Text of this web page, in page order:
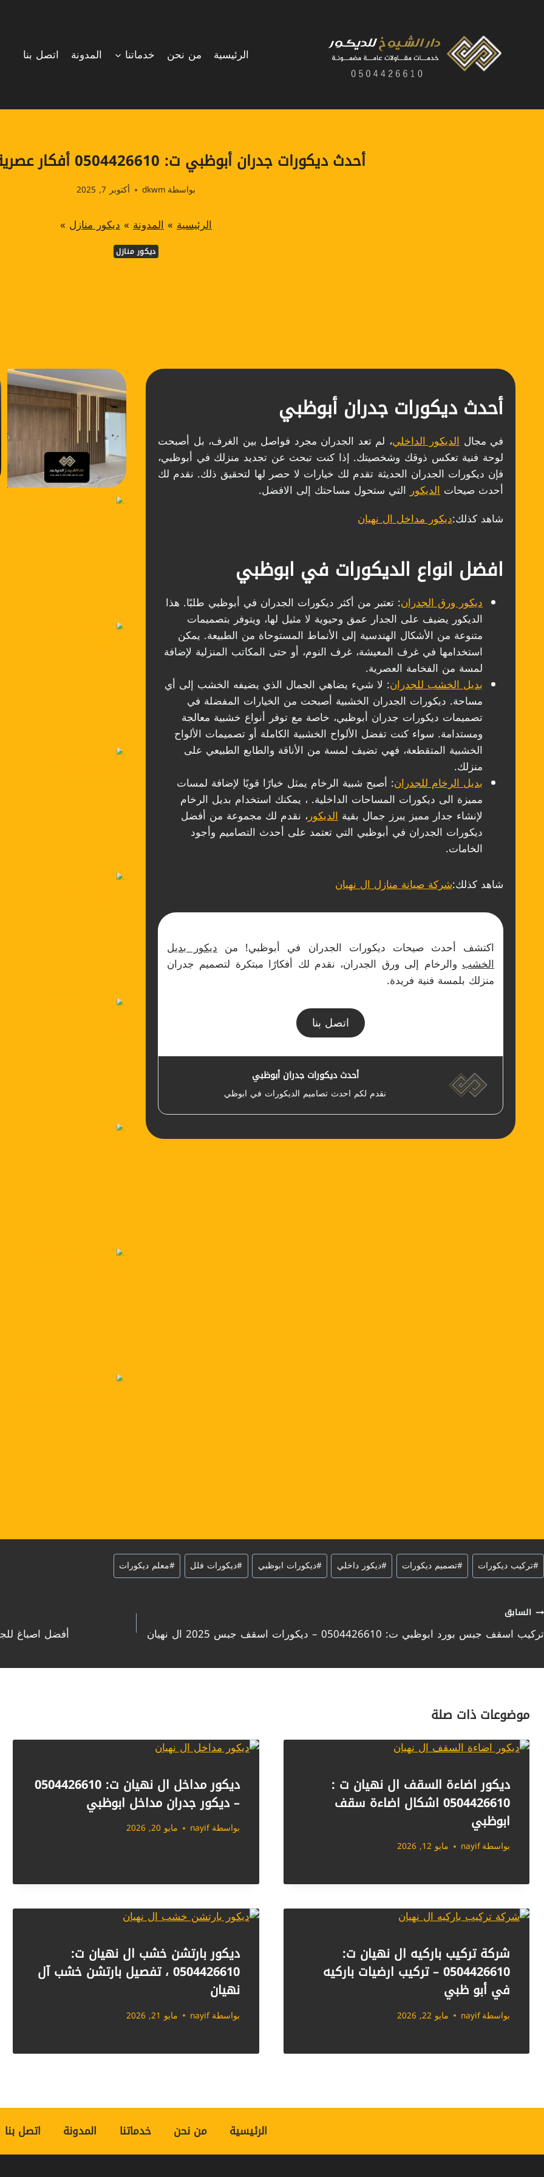
الرئيسية من نحن خدماتنا المدونة اتصل بنا
أحدث ديكورات جدران أبوظبي ت: 0504426610 أفكار عصرية لتحويل منزلك
بواسطة dkwm أكتوبر 7, 2025
الرئيسية »المدونة »ديكور منازل »
ديكور منازل
أحدث ديكورات جدران أبوظبي
في مجال الديكور الداخلي، لم تعد الجدران مجرد فواصل بين الغرف، بل أصبحت
لوحة فنية تعكس ذوقك وشخصيتك. إذا كنت تبحث عن تجديد منزلك في أبوظبي،
فإن ديكورات الجدران الحديثة تقدم لك خيارات لا حصر لها لتحقيق ذلك. نقدم لك
أحدث صيحات الديكورالتي ستحول مساحتك إلى الافضل.
شاهد كذلك:ديكور مداخل ال نهيان
افضل انواع الديكورات في ابوظبي
ديكور ورق الجدران: تعتبر من أكثر ديكورات الجدران في أبوظبي طلبًا. هذا
الديكور يضيف على الجدار عمق وحيوية لا مثيل لها، ويتوفر بتصميمات
متنوعة من الأشكال الهندسية إلى الأنماط المستوحاة من الطبيعة. يمكن
استخدامها في غرف المعيشة، غرف النوم، أو حتى المكاتب المنزلية لإضافة
لمسة من الفخامة العصرية.
بديل الخشب للجدران: لا شيء يضاهي الجمال الذي يضيفه الخشب إلى أي
مساحة. ديكورات الجدران الخشبية أصبحت من الخيارات المفضلة في
تصميمات ديكورات جدران أبوظبي، خاصة مع توفر أنواع خشبية معالجة
ومستدامة. سواء كنت تفضل الألواح الخشبية الكاملة أو تصميمات الألواح
الخشبية المتقطعة، فهي تضيف لمسة من الأناقة والطابع الطبيعي على
منزلك.
بديل الرخام للجدران: أصبح شبية الرخام يمثل خيارًا قويًا لإضافة لمسات
مميزة الى ديكورات المساحات الداخلية. ، يمكنك استخدام بديل الرخام
لإنشاء جدار مميز يبرز جمال بقية الديكور، نقدم لك مجموعة من أفضل
ديكورات الجدران في أبوظبي التي تعتمد على أحدث التصاميم وأجود
الخامات.
شاهد كذلك:شركة صيانة منازل ال نهيان
اكتشف أحدث صيحات ديكورات الجدران في أبوظبي! منديكور بديل
الخشب والرخام إلى ورق الجدران، نقدم لك أفكارًا مبتكرة لتصميم جدران
منزلك بلمسة فنية فريدة.
اتصل بنا
أحدث ديكورات جدران أبوظبي
نقدم لكم احدث تصاميم الديكورات في ابوظي
وسوم
المقال:
#تركيب ديكورات #تصميم ديكورات #ديكور داخلي #ديكورات ابوظبي #ديكورات فلل #معلم ديكورات
تصفّح
المقالات
السابق
تركيب اسقف جبس بورد ابوظبي ت: 0504426610 – ديكورات اسقف جبس 2025 ال نهيان أفضل اصباغ للجدران في
موضوعات ذات صلة
ديكور اضاءة السقف ال نهيان ت :
0504426610 اشكال اضاءة سقف
ابوظبي
بواسطةnayif مايو 12, 2026
ديكور مداخل ال نهيان ت: 0504426610
– ديكور جدران مداخل ابوظبي
بواسطة nayif مايو 20, 2026
شركة تركيب باركيه ال نهيان ت:
0504426610 – تركيب ارضيات باركيه
في أبو ظبي
بواسطةnayif مايو 22, 2026
ديكور بارتشن خشب ال نهيان ت:
0504426610 ، تفصيل بارتشن خشب آل
نهيان
بواسطة nayif مايو 21, 2026
الرئيسية من نحن خدماتنا المدونة اتصل بنا